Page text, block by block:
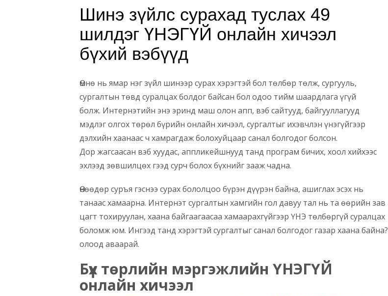
Шинэ зүйлс сурахад туслах 49
шилдэг ҮНЭГҮЙ онлайн хичээл
бүхий вэбүүд
Өмнө нь ямар нэг зүйл шинээр сурах хэрэгтэй бол төлбөр төлж, сургууль,
сургалтын төвд суралцах болдог байсан бол одоо тийм шаардлага үгүй
болж. Интернэтийн энэ эринд маш олон апп, вэб сайтууд, байгууллагууд
мэдлэг олгох төрөл бүрийн онлайн хичээл, сургалтыг ихэвчлэн үнэгүйгээр
дэлхийн хаанаас ч хамрагдаж болохуйцаар санал болгодог болсон.
Дор жагсаасан вэб хуудас, аппликейшнууд танд програм бичих, хоол хийхээс
эхлээд зөвшилцөх гээд сурч болох бүхнийг зааж чадна.
Өнөөдөр суръя гэснээ сурах бололцоо бүрэн дүүрэн байна, ашиглах эсэх нь
танаас хамаарна. Интернэт сургалтын хамгийн гол давуу тал нь та өөрийн зав
цагт тохируулан, хаана байгаагаасаа хамаарахгүйгээр ҮНЭ төлбөргүй суралцах
боломж юм. Ингээд танд хэрэгтэй сургалтыг санал болгодог газар хаана байна?
олоод аваарай.
Бүх төрлийн мэргэжлийн ҮНЭГҮЙ
онлайн хичээл